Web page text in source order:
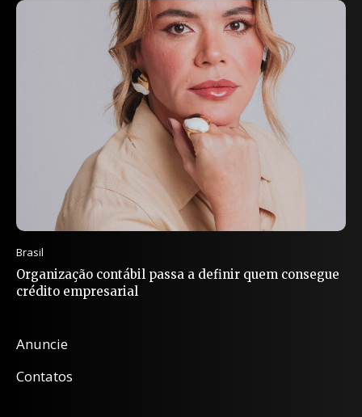
Brasil
Organização contábil passa a definir quem consegue
crédito empresarial
Anuncie
Contatos